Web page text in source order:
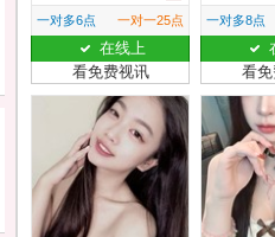
一对多6点 一对一25点
在线上
看免费视讯
一对多8点
看